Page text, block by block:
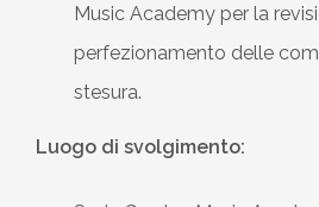
Music Academy per la
perfezionamento delle
stesura.
Luogo di svolgimento: